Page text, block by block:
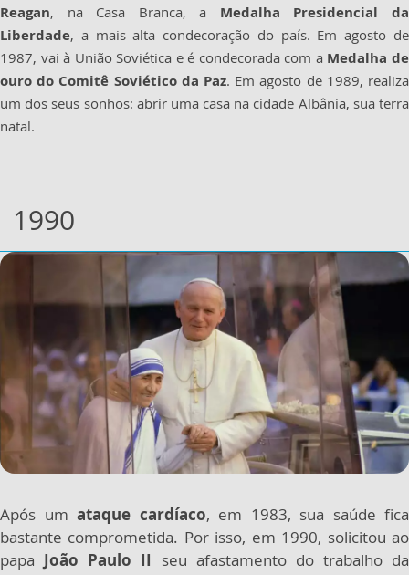
Reagan, na Casa Branca, a Medalha Presidencial da
Liberdade, a mais alta condecoração do país. Em agosto de
1987, vai à União Soviética e é condecorada com a Medalha de
ouro do Comitê Soviético da Paz. Em agosto de 1989, realiza
um dos seus sonhos: abrir uma casa na cidade Albânia, sua terra
natal.
1990
Após um ataque cardíaco, em 1983, sua saúde fica
bastante comprometida. Por isso, em 1990, solicitou ao
papa João Paulo II
seu afastamento do trabalho da